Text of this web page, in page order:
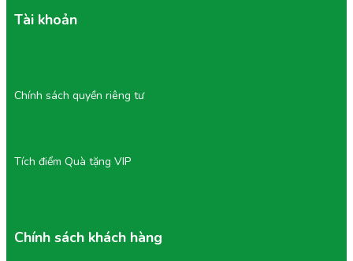
Chính sách khách hàng
Tích điểm Quà tặng VIP
Chính sách quyền riêng tư
Tài khoản